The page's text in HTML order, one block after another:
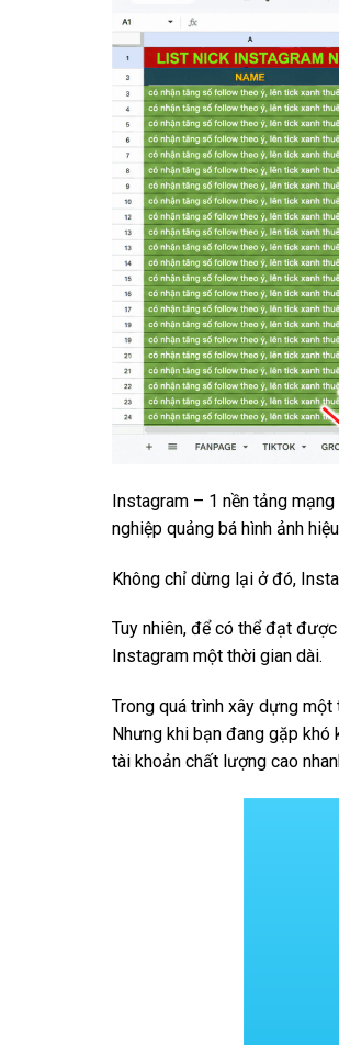
Instagram – 1 nền tảng
nghiệp quảng bá hình ảnh
Không chỉ dừng lại ở đó,
Tuy nhiên, để có thể đạt
Instagram một thời gian dài.
Trong quá trình xây dựng
Nhưng khi bạn đang gặp
tài khoản chất lượng cao